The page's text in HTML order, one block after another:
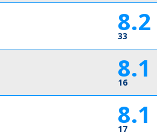
8.2
33
8.1
16
8.1
17